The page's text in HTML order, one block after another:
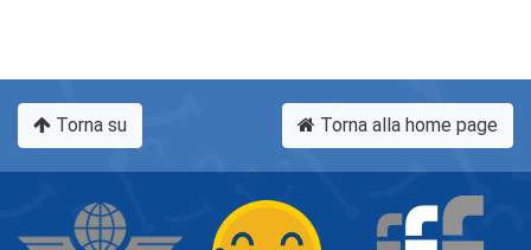
Torna su Torna alla home page